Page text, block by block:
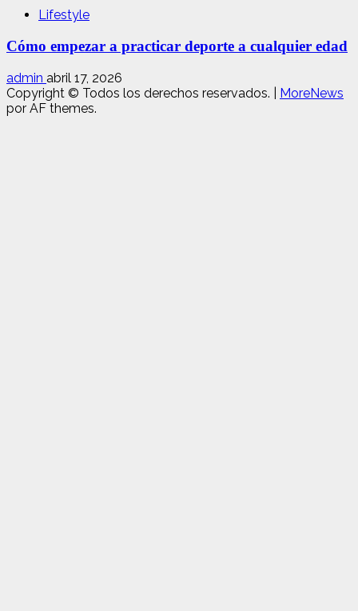
Lifestyle
Cómo empezar a practicar deporte a cualquier edad
admin abril 17, 2026
Copyright © Todos los derechos reservados.
MoreNews
por AF themes.